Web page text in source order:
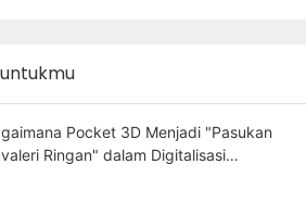
Pocket 3D Menjadi "Pasukan
Ringan" dalam Digitalisasi